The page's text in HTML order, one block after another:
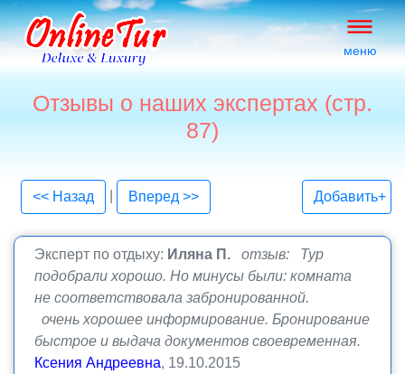
меню
Отзывы о наших экспертах (стр.
87)
<< Назад Вперед >> Добавить+
Эксперт по отдыху: Иляна П.
отзыв: Тур
подобрали хорошо. Но минусы были: комната
не соответствовала забронированной.
очень хорошее информирование. Бронирование
быстрое и выдача документов своевременная.
Ксения Андреевна, 19.10.2015